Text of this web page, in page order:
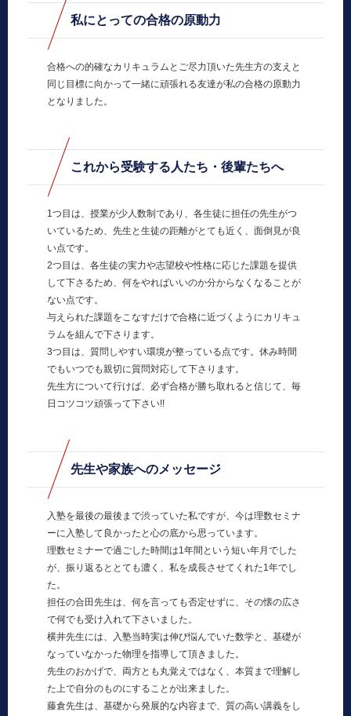
私にとっての合格の原動力
合格への的確なカリキュラムとご尽力頂いた先生方の支えと
同じ目標に向かって一緒に頑張れる友達が私の合格の原動力
となりました。
これから受験する人たち・後輩たちへ
1つ目は、授業が少人数制であり、各生徒に担任の先生がつ
いているため、先生と生徒の距離がとても近く、面倒見が良
い点です。
2つ目は、各生徒の実力や志望校や性格に応じた課題を提供
して下さるため、何をやればいいのか分からなくなることが
ない点です。
与えられた課題をこなすだけで合格に近づくようにカリキュ
ラムを組んで下さります。
3つ目は、質問しやすい環境が整っている点です。休み時間
でもいつでも親切に質問対応して下さります。
先生方について行けば、必ず合格が勝ち取れると信じて、毎
日コツコツ頑張って下さい!!
先生や家族へのメッセージ
入塾を最後の最後まで渋っていた私ですが、今は理数セミナ
ーに入塾して良かったと心の底から思っています。
理数セミナーで過ごした時間は1年間という短い年月でした
が、振り返るととても濃く、私を成長させてくれた1年でし
た。
担任の合田先生は、何を言っても否定せずに、その懐の広さ
で何でも受け入れて下さいました。
横井先生には、入塾当時実は伸び悩んでいた数学と、基礎が
なっていなかった物理を指導して頂きました。
先生のおかげで、両方とも丸覚えではなく、本質まで理解し
た上で自分のものにすることが出来ました。
藤倉先生は、基礎から発展的な内容まで、質の高い講義をし